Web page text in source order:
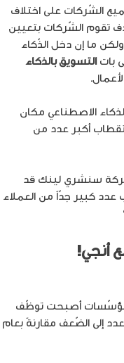
الشّركات على اختلاف
تقوم الشّركات بتعيين
ما إن دخل الذّكاء
باتالتسويق بالذكاء
الاصطناعي مكان
أكبر عدد من
شركة سنشري لينك قد
كبير جدّاً من العملاء
أنجي!
والمؤسّسات أصبحت توظّف
إلى الضّعف مقارنةً بعام